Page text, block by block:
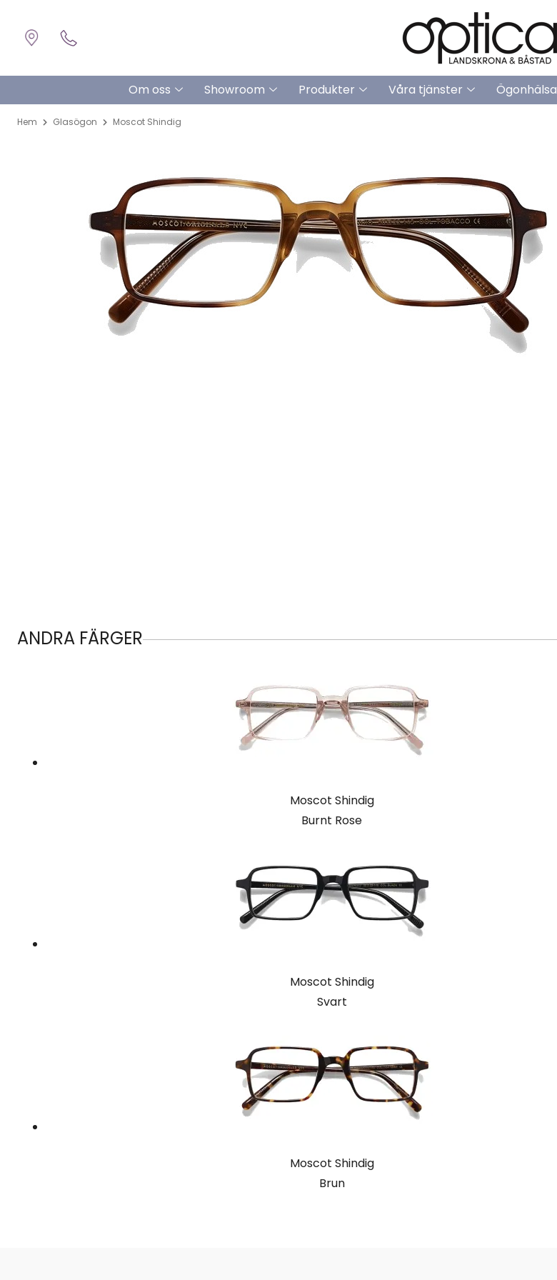
Om oss Showroom Produkter Våra tjänster Ögonhälsa
Hem Glasögon Moscot Shindig
ANDRA FÄRGER
Moscot Shindig
Burnt Rose
Moscot Shindig
Svart
Moscot Shindig
Brun